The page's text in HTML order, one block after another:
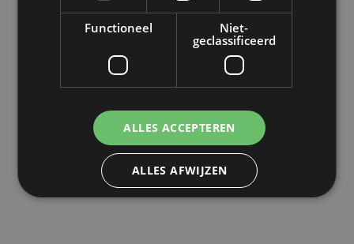
Functioneel
Niet-
geclassificeerd
ALLES ACCEPTEREN
ALLES AFWIJZEN